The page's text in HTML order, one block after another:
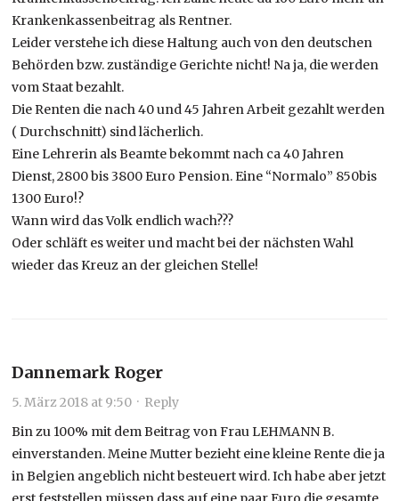
Krankenkassenbeitrag als Rentner.
Leider verstehe ich diese Haltung auch von den deutschen
Behörden bzw. zuständige Gerichte nicht! Na ja, die werden
vom Staat bezahlt.
Die Renten die nach 40 und 45 Jahren Arbeit gezahlt werden
( Durchschnitt) sind lächerlich.
Eine Lehrerin als Beamte bekommt nach ca 40 Jahren
Dienst, 2800 bis 3800 Euro Pension. Eine “Normalo” 850bis
1300 Euro!?
Wann wird das Volk endlich wach???
Oder schläft es weiter und macht bei der nächsten Wahl
wieder das Kreuz an der gleichen Stelle!
Dannemark Roger
5. März 2018 at 9:50 · Reply
Bin zu 100% mit dem Beitrag von Frau LEHMANN B.
einverstanden. Meine Mutter bezieht eine kleine Rente die ja
in Belgien angeblich nicht besteuert wird. Ich habe aber jetzt